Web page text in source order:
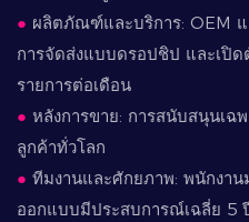
● ผลิตภัณฑ์และบริการ: OEM
การจัดส่งแบบดรอปชิป และเปิ
รายการต่อเดือน
● หลังการขาย: การสนับสนุนเฉ
ลูกค้าทั่วโลก
● ทีมงานและศักยภาพ: พนักงา
ออกแบบมีประสบการณ์เฉลี่ย 5